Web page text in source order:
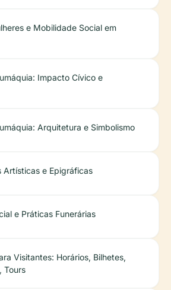
e Mobilidade Social em
Impacto Cívico e
Arquitetura e Simbolismo
Artísticas e Epigráficas
e Práticas Funerárias
Visitantes: Horários, Bilhetes,
Tours